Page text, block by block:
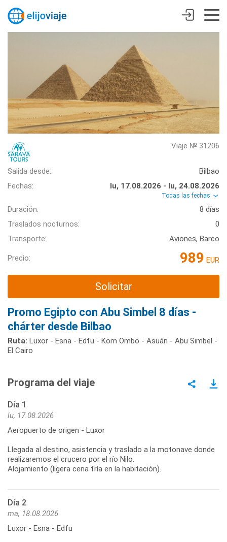
Viaje № 31206
Salida desde:
Bilbao
Fechas:
lu, 17.08.2026 - lu, 24.08.2026
Todas las fechas
Duración:
8 días
Traslados nocturnos:
0
Transporte:
Aviones, Barco
Precio: 989 EUR
Solicitar
Promo Egipto con Abu Simbel 8 días -
chárter desde Bilbao
Ruta: Luxor - Esna - Edfu - Kom Ombo - Asuán - Abu Simbel -
El Cairo
Programa del viaje
Día 1
lu, 17.08.2026
Aeropuerto de origen - Luxor
Llegada al destino, asistencia y traslado a la motonave donde
realizaremos el crucero por el río Nilo.
Alojamiento (ligera cena fría en la habitación).
Día 2
ma, 18.08.2026
Luxor - Esna - Edfu